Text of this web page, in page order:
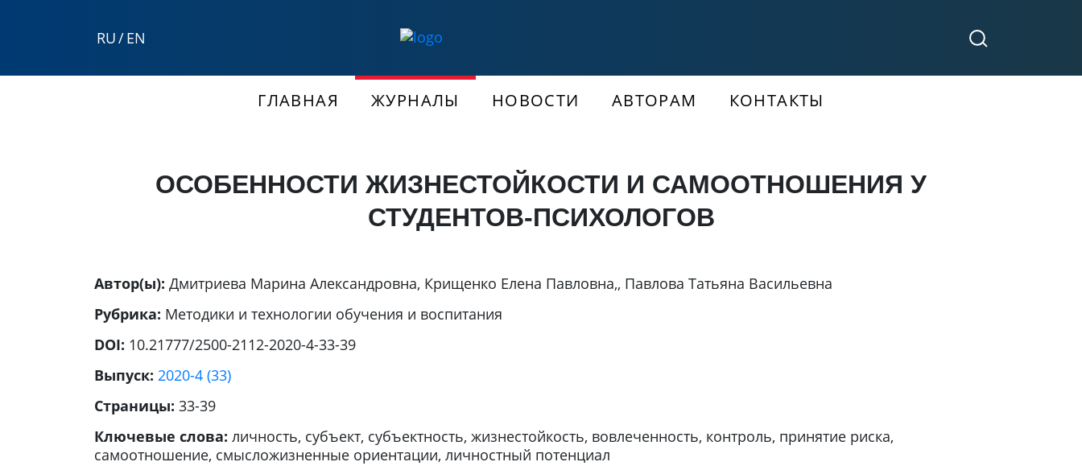
RU/EN
ГЛАВНАЯ ЖУРНАЛЫ НОВОСТИ АВТОРАМ КОНТАКТЫ
ОСОБЕННОСТИ ЖИЗНЕСТОЙКОСТИ И САМООТНОШЕНИЯ У
СТУДЕНТОВ-ПСИХОЛОГОВ
Автор(ы): Дмитриева Марина Александровна, Крищенко Елена Павловна,, Павлова Татьяна Васильевна
Рубрика: Методики и технологии обучения и воспитания
DOI: 10.21777/2500-2112-2020-4-33-39
Выпуск: 2020-4 (33)
Страницы: 33-39
Ключевые слова: личность, субъект, субъектность, жизнестойкость, вовлеченность, контроль, принятие риска,
самоотношение, смысложизненные ориентации, личностный потенциал